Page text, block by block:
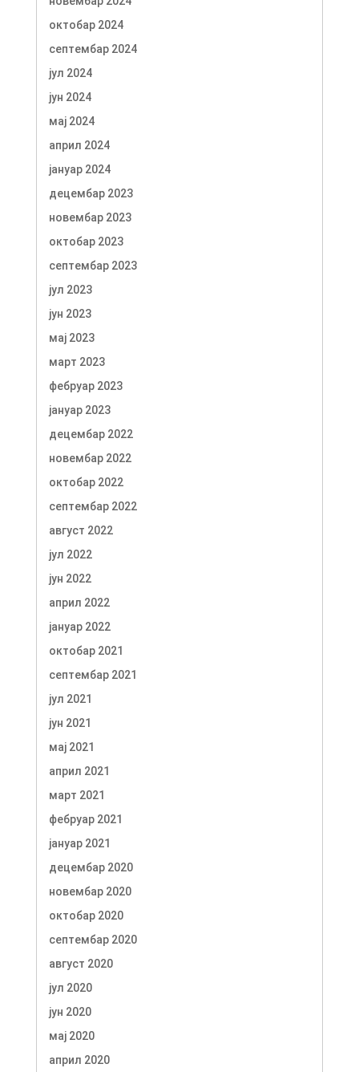
октобар 2024
септембар 2024
јул 2024
јун 2024
мај 2024
април 2024
јануар 2024
децембар 2023
новембар 2023
октобар 2023
септембар 2023
јул 2023
јун 2023
мај 2023
март 2023
фебруар 2023
јануар 2023
децембар 2022
новембар 2022
октобар 2022
септембар 2022
август 2022
јул 2022
јун 2022
април 2022
јануар 2022
октобар 2021
септембар 2021
јул 2021
јун 2021
мај 2021
април 2021
март 2021
фебруар 2021
јануар 2021
децембар 2020
новембар 2020
октобар 2020
септембар 2020
август 2020
јул 2020
јун 2020
мај 2020
април 2020